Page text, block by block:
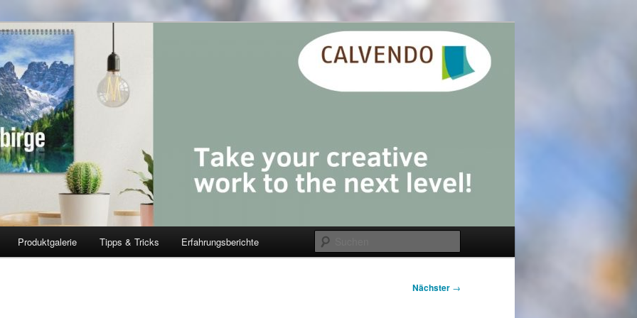
Produktgalerie Tipps & Tricks Erfahrungsberichte
Nächster →